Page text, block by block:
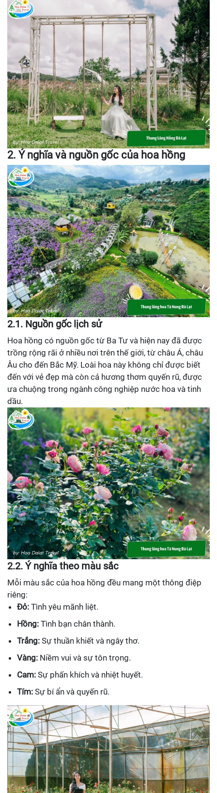
2. Ý nghĩa và nguồn gốc của hoa hồng
2.1. Nguồn gốc lịch sử
Hoa hồng có nguồn gốc từ Ba Tư và hiện nay đã được
trồng rộng rãi ở nhiều nơi trên thế giới, từ châu Á, châu
Âu cho đến Bắc Mỹ. Loài hoa này không chỉ được biết
đến với vẻ đẹp mà còn cả hương thơm quyến rũ, được
ưa chuộng trong ngành công nghiệp nước hoa và tinh
dầu.
2.2. Ý nghĩa theo màu sắc
Mỗi màu sắc của hoa hồng đều mang một thông điệp
riêng:
Đỏ: Tình yêu mãnh liệt.
Hồng: Tình bạn chân thành.
Trắng: Sự thuần khiết và ngây thơ.
Vàng: Niềm vui và sự tôn trọng.
Cam: Sự phấn khích và nhiệt huyết.
Tím: Sự bí ẩn và quyến rũ.